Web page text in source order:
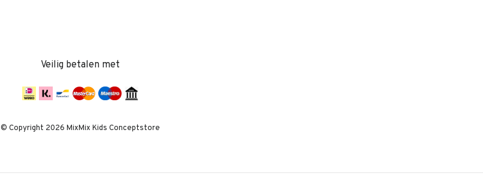
Veilig betalen met
© Copyright 2026 MixMix Kids Conceptstore